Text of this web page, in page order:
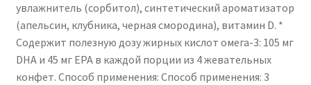
увлажнитель (сорбитол), синтетический ароматизатор
(апельсин, клубника, черная смородина), витамин D. *
Содержит полезную дозу жирных кислот омега-3: 105 мг
DHA и 45 мг EPA в каждой порции из 4 жевательных
конфет. Способ применения: Способ применения: 3